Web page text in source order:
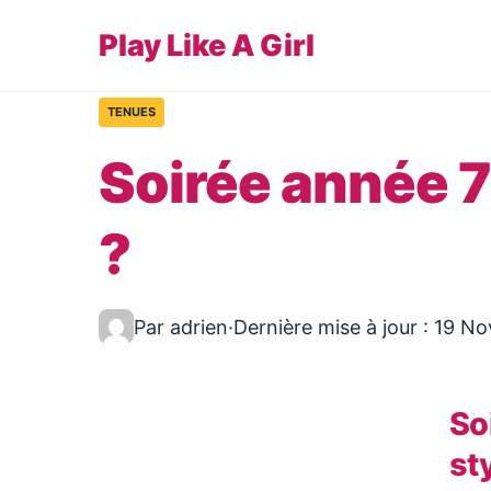
Play Like A Girl
TENUES
Soirée année
?
Par adrien·Dernière mise à jour : 19